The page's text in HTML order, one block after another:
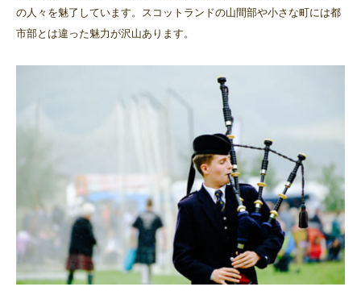
の人々を魅了しています。スコットランドの山間部や小さな町には都
市部とは違った魅力が沢山あります。